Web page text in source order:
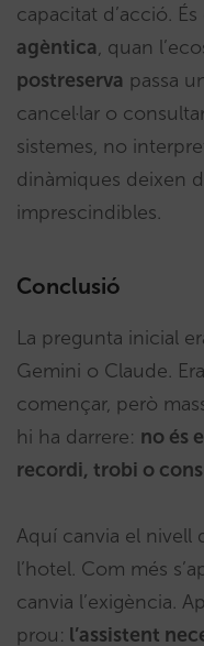
capacitat d’acció.
agèntica, quan
postreserva passa
cancel·lar o
sistemes, no
dinàmiques deixen
imprescindibles.
Conclusió
La pregunta inicial
Gemini o Claude.
començar, però
hi ha darrere: no és
recordi, trobi o
Aquí canvia el
l’hotel. Com més
canvia l’exigència.
prou: l’assistent